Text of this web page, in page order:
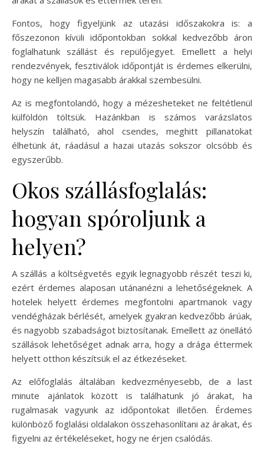
Fontos, hogy figyeljünk az utazási időszakokra is: a
főszezonon kívüli időpontokban sokkal kedvezőbb áron
foglalhatunk szállást és repülőjegyet. Emellett a helyi
rendezvények, fesztiválok időpontját is érdemes elkerülni,
hogy ne kelljen magasabb árakkal szembesülni.
Az is megfontolandó, hogy a mézesheteket ne feltétlenül
külföldön töltsük. Hazánkban is számos varázslatos
helyszín található, ahol csendes, meghitt pillanatokat
élhetünk át, ráadásul a hazai utazás sokszor olcsóbb és
egyszerűbb.
Okos szállásfoglalás:
hogyan spóroljunk a
helyen?
A szállás a költségvetés egyik legnagyobb részét teszi ki,
ezért érdemes alaposan utánanézni a lehetőségeknek. A
hotelek helyett érdemes megfontolni apartmanok vagy
vendégházak bérlését, amelyek gyakran kedvezőbb árúak,
és nagyobb szabadságot biztosítanak. Emellett az önellátó
szállások lehetőséget adnak arra, hogy a drága éttermek
helyett otthon készítsük el az étkezéseket.
Az előfoglalás általában kedvezményesebb, de a last
minute ajánlatok között is találhatunk jó árakat, ha
rugalmasak vagyunk az időpontokat illetően. Érdemes
különböző foglalási oldalakon összehasonlítani az árakat, és
figyelni az értékeléseket, hogy ne érjen csalódás.